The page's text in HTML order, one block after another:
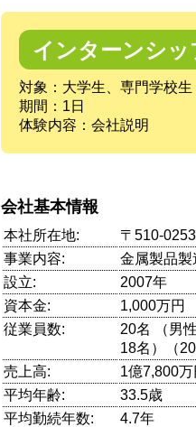
インターンシッ
対象：大学生、専門学校生
期間：1日
体験内容：会社説明
会社基本情報
本社所在地:
〒510-
事業内容:
金属製品製
設立:
2007年
資本金:
1,000万円
従業員数:
20名 （男
18名）（
売上高:
1億7,800万
平均年齢:
33.5歳
平均勤続年数:
4.7年